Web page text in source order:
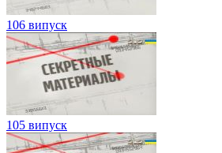
106 випуск
105 випуск